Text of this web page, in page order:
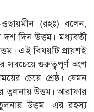
(রহঃ) বলেন,
দিন উত্তম। মধ্যবর্তী
এই বিষয়টি প্রায়শই
সবচেয়ে গুরুত্বপূর্ণ অংশ
চেয়ে শ্রেষ্ঠ। যেমন
তুলনায় উত্তম। আরাফার
উত্তম। এর রহস্য